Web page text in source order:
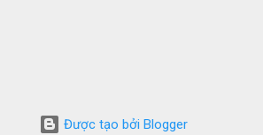
Được tạo bởi Blogger